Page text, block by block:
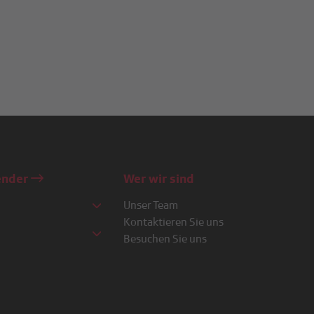
Wer wir sind
Unser Team
Kontaktieren Sie uns
Besuchen Sie uns